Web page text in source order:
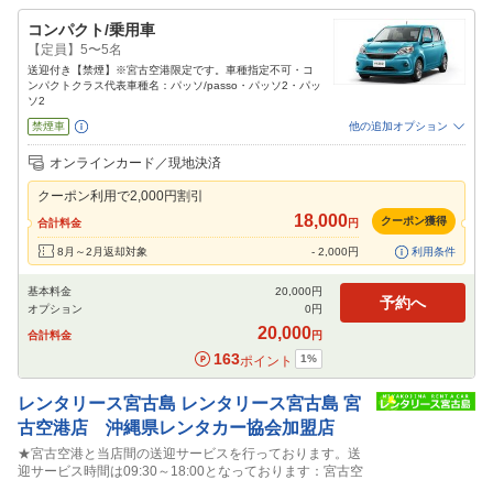
コンパクト/乗用車
【定員】5〜5名
送迎付き【禁煙】※宮古空港限定です。車種指定不可・コ
ンパクトクラス代表車種名：パッソ/passo・パッソ2・パッ
ソ2
禁煙車 他の追加オプション
追加可能オプション
（次画面で選択ができます）
オンラインカード／現地決済
クーポン利用で2,000円割引
合計料金 18,000円
8月～2月返却対象 - 2,000円
クーポン獲得
利用条件
基本料金 20,000円
オプション
0円
合計料金 20,000円
163ポイント 1%
予約へ
レンタリース宮古島 レンタリース宮古島 宮
古空港店 沖縄県レンタカー協会加盟店
★宮古空港と当店間の送迎サービスを行っております。送
迎サービス時間は09:30～18:00となっております：宮古空